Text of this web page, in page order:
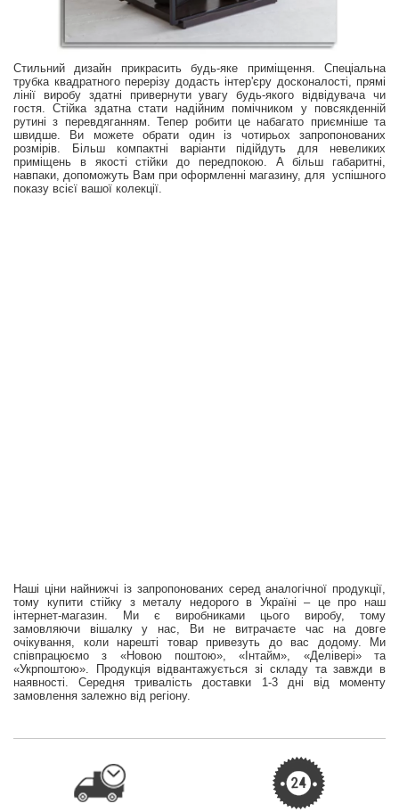
Стильний дизайн прикрасить будь-яке приміщення. Спеціальна
трубка квадратного перерізу додасть інтер'єру досконалості, прямі
лінії виробу здатні привернути увагу будь-якого відвідувача чи
гостя. Стійка здатна стати надійним помічником у повсякденній
рутині з перевдяганням. Тепер робити це набагато приємніше та
швидше. Ви можете обрати один із чотирьох запропонованих
розмірів. Більш компактні варіанти підійдуть для невеликих
приміщень в якості стійки до передпокою. А більш габаритні,
навпаки, допоможуть Вам при оформленні магазину, для успішного
показу всієї вашої колекції.
Наші ціни найнижчі із запропонованих серед аналогічної продукції,
тому купити стійку з металу недорого в Україні – це про наш
інтернет-магазин. Ми є виробниками цього виробу, тому
замовляючи вішалку у нас, Ви не витрачаєте час на довге
очікування, коли нарешті товар привезуть до вас додому. Ми
співпрацюємо з «Новою поштою», «Інтайм», «Делівері» та
«Укрпоштою». Продукція відвантажується зі складу та завжди в
наявності. Середня тривалість доставки 1-3 дні від моменту
замовлення залежно від регіону.